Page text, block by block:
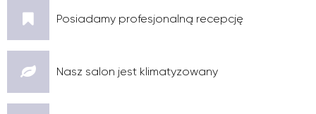
Posiadamy profesjonalną recepcję
Nasz salon jest klimatyzowany